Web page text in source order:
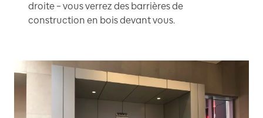
droite – vous verrez des barrières de
construction en bois devant vous.